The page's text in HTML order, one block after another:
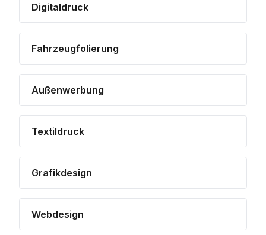
Digitaldruck
Fahrzeugfolierung
Außenwerbung
Textildruck
Grafikdesign
Webdesign